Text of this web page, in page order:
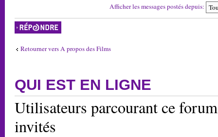
Afficher les messages postés depuis:
Répondre
Retourner vers A propos des Films
QUI EST EN LIGNE
Utilisateurs parcourant ce
invités